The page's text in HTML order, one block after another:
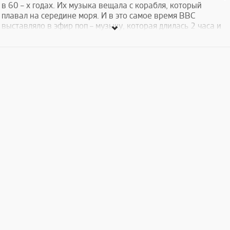
в 60 – х годах. Их музыка вещала с корабля, который
плавал на середине моря. И в это самое время ВВС
выставляло в эфир поп – музыку, которая длилась 2 часа и